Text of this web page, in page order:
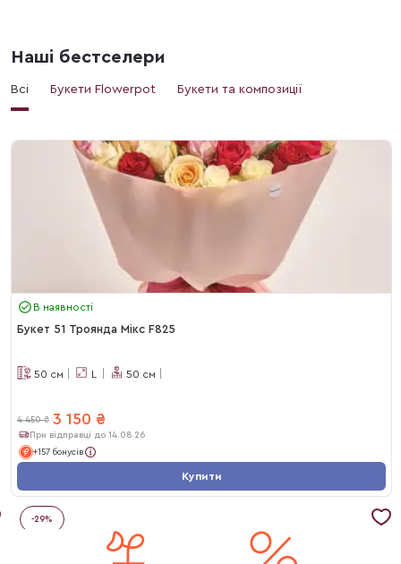
Наші бестселери
Всі Букети Flowerpot Букети та композиції
В наявності
Букет 51 Троянда Мікс F825
50 см L 50 см
4 450 ₴ 3 150 ₴
При відправці до 14.08.26
+157 бонусів
Купити
-29%